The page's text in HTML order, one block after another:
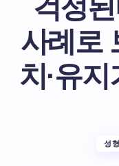
걱정
사례로
치·유
성